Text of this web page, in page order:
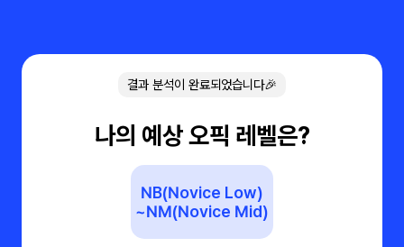
결과 분석이 완료되었습니다🎉
나의 예상 오픽 레벨은?
NB(Novice Low)
~NM(Novice Mid)